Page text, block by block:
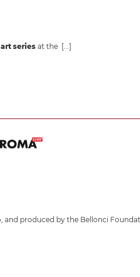
series at the [...]
and produced by the Bellonci